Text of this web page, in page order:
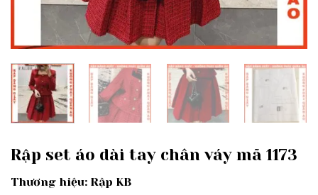
Rập set áo dài tay chân váy mã 1173
Thương hiệu: Rập KB